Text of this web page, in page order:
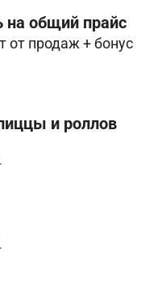
на общий прайс
от продаж + бонус
и роллов